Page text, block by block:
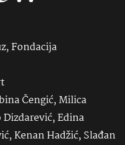
Fondacija
Čengić, Milica
Edina
Kenan Hadžić, Slađan